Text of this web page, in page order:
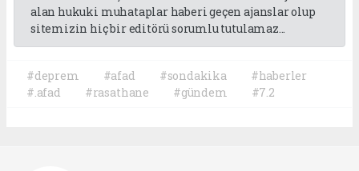
alan hukuki muhataplar haberi geçen ajanslar olup
sitemizin hiç bir editörü sorumlu tutulamaz...
#deprem #afad #sondakika
#haberler
#.afad
#rasathane #gündem #7.2